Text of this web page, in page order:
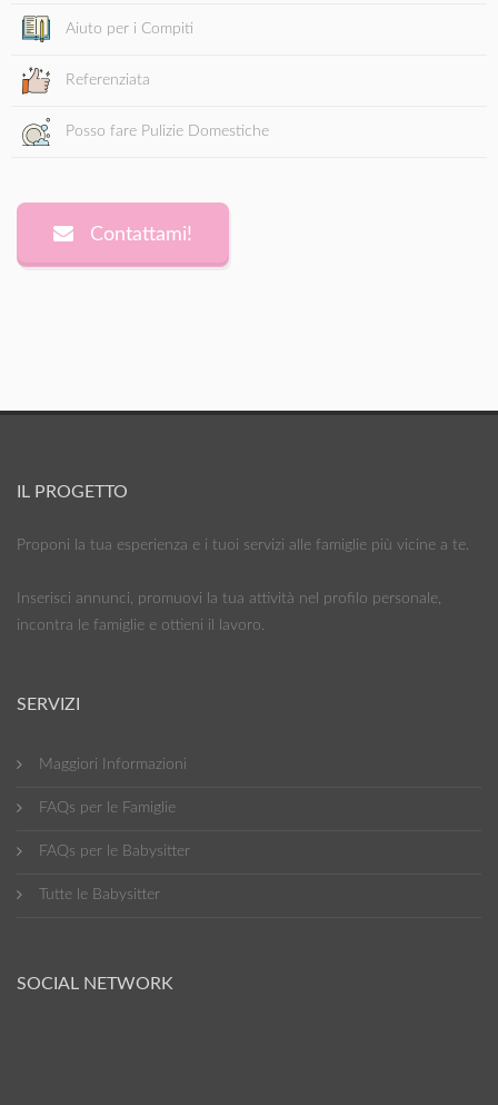
Aiuto per i Compiti
Referenziata
Posso fare Pulizie Domestiche
Contattami!
IL PROGETTO
Proponi la tua esperienza e i tuoi servizi alle famiglie più vicine a te.
Inserisci annunci, promuovi la tua attività nel profilo personale,
incontra le famiglie e ottieni il lavoro.
SERVIZI
Maggiori Informazioni
FAQs per le Famiglie
FAQs per le Babysitter
Tutte le Babysitter
SOCIAL NETWORK